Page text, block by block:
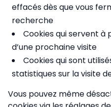
effacés dès que vous
recherche
Cookies qui servent à
d’une prochaine visite
Cookies qui sont
statistiques sur la visite
Vous pouvez même